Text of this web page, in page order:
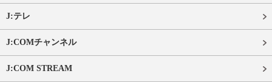
J:テレ
J:COMチャンネル
J:COM STREAM